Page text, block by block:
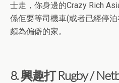
士走，你身邊的Crazy Rich
係佢要等司機車(或者已經停
頗為偏僻的家。
8. 興趣打 Rugby /